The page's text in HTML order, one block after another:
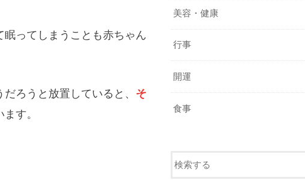
眠ってしまうことも赤ちゃん
ろうと放置していると、 そ
す。
美容・健康
行事
開運
食事